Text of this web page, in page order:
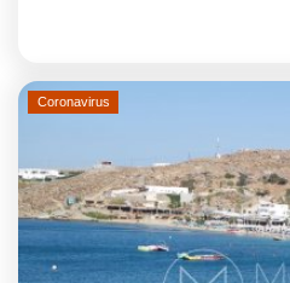
Mykonos Ticker TV
Sustainability
Health
Coronavirus